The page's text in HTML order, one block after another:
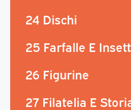
24 Dischi
25 Farfalle E
26 Figurine
27 Filatelia E